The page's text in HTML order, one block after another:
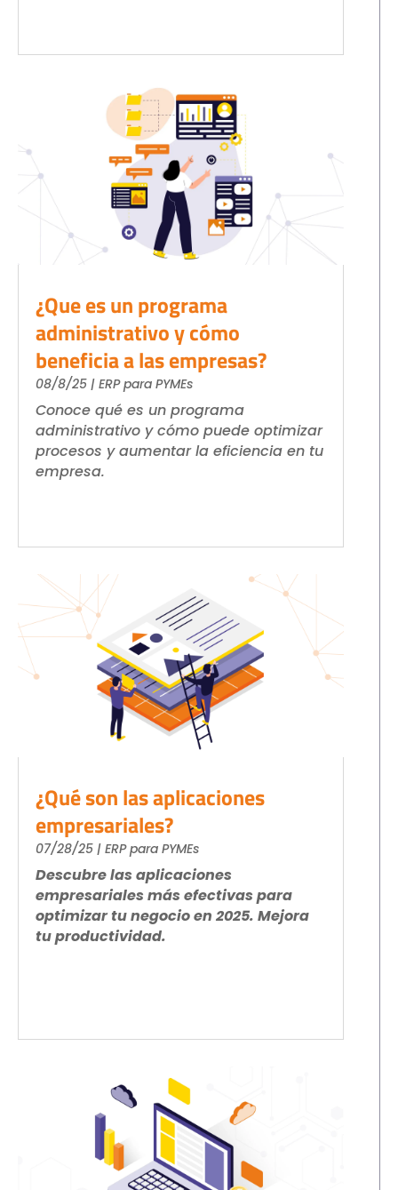
¿Que es un programa
administrativo y cómo
beneficia a las empresas?
08/8/25 | ERP para PYMEs
Conoce qué es un programa
administrativo y cómo puede optimizar
procesos y aumentar la eficiencia en tu
empresa.
¿Qué son las aplicaciones
empresariales?
07/28/25 | ERP para PYMEs
Descubre las aplicaciones
empresariales más efectivas para
optimizar tu negocio en 2025. Mejora
tu productividad.